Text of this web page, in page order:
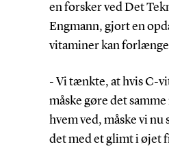
en forsker ved Det
Engmann, gjort en
vitaminer kan
- Vi tænkte, at hvis C-
måske gøre det
hvem ved, måske vi
det med et glimt i øjet